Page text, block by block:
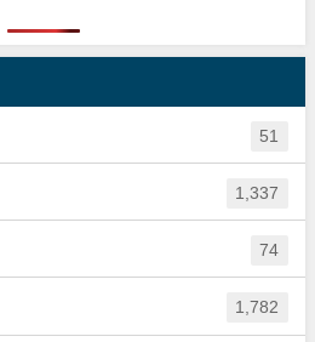
51
1,337
74
1,782